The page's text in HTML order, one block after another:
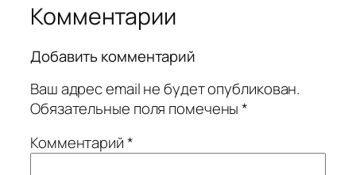
Комментарии
Добавить комментарий
Ваш адрес email не будет опубликован.
Обязательные поля помечены*
Комментарий*